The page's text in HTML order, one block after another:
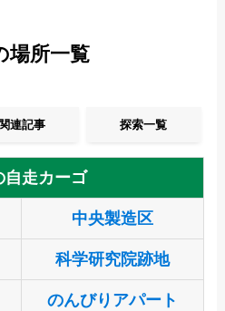
場所一覧
関連記事 探索一覧
自走カーゴ
中央製造区
科学研究院跡地
のんびりアパート